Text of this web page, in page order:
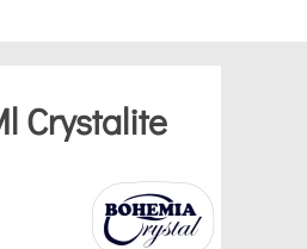
Crystalite